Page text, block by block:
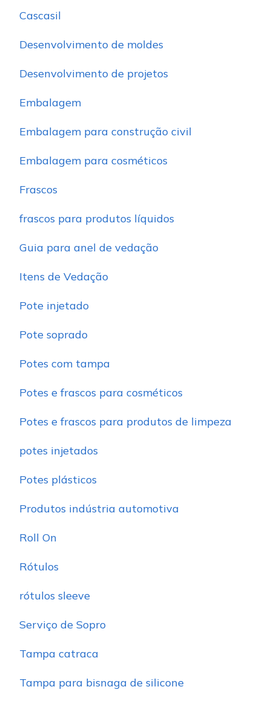
Cascasil
Desenvolvimento de moldes
Desenvolvimento de projetos
Embalagem
Embalagem para construção civil
Embalagem para cosméticos
Frascos
frascos para produtos líquidos
Guia para anel de vedação
Itens de Vedação
Pote injetado
Pote soprado
Potes com tampa
Potes e frascos para cosméticos
Potes e frascos para produtos de limpeza
potes injetados
Potes plásticos
Produtos indústria automotiva
Roll On
Rótulos
rótulos sleeve
Serviço de Sopro
Tampa catraca
Tampa para bisnaga de silicone